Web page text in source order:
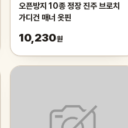
오픈방지 10종 정장 진주 브로치
가디건 매너 옷핀
10,230원